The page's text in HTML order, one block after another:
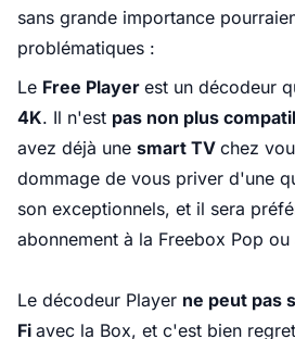
sans grande importance
problématiques :
Le Free Player est un décodeur
4K. Il n'est pas non plus
avez déjà une smart TV chez
dommage de vous priver d'une
son exceptionnels, et il sera
abonnement à la Freebox Pop ou
Le décodeur Player ne peut pas
Fi avec la Box, et c'est bien